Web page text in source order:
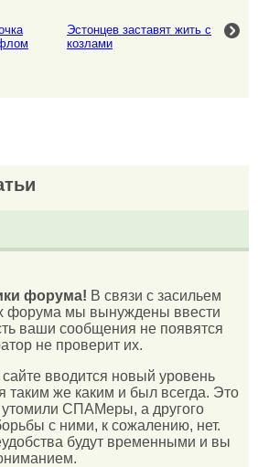
Эстонцев заставят жить с
козлами
форума! В связи с засильем
форума мы вынуждены ввести
ваши сообщения не появятся
не проверит их.
сайте вводится новый уровень
таким же каким и был всегда. Это
утомили СПАМеры, а другого
с ними, к сожалению, нет.
будут временными и вы